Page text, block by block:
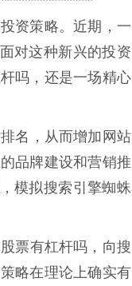
资策略。近期，一
对这种新兴的投资
吗，还是一场精心
名，从而增加网站
品牌建设和营销推
模拟搜索引擎蜘蛛
票有杠杆吗，向搜
略在理论上确实有